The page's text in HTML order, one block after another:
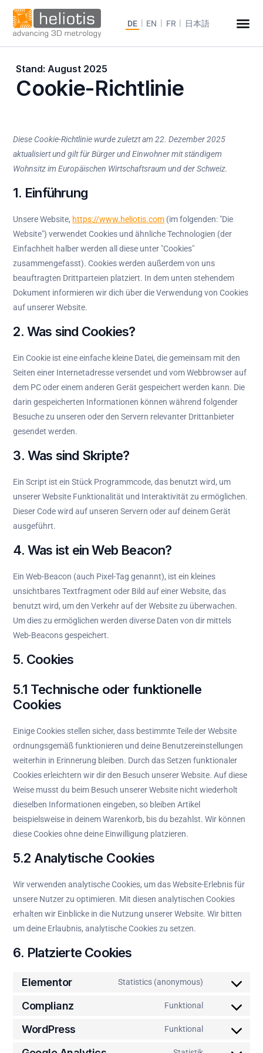
DE EN FR 日本語
Stand: August 2025
Cookie-Richtlinie
Diese Cookie-Richtlinie wurde zuletzt am 22. Dezember 2025
aktualisiert und gilt für Bürger und Einwohner mit ständigem
Wohnsitz im Europäischen Wirtschaftsraum und der Schweiz.
1. Einführung
Unsere Website, https://www.heliotis.com (im folgenden: "Die
Website") verwendet Cookies und ähnliche Technologien (der
Einfachheit halber werden all diese unter "Cookies"
zusammengefasst). Cookies werden außerdem von uns
beauftragten Drittparteien platziert. In dem unten stehendem
Dokument informieren wir dich über die Verwendung von Cookies
auf unserer Website.
2. Was sind Cookies?
Ein Cookie ist eine einfache kleine Datei, die gemeinsam mit den
Seiten einer Internetadresse versendet und vom Webbrowser auf
dem PC oder einem anderen Gerät gespeichert werden kann. Die
darin gespeicherten Informationen können während folgender
Besuche zu unseren oder den Servern relevanter Drittanbieter
gesendet werden.
3. Was sind Skripte?
Ein Script ist ein Stück Programmcode, das benutzt wird, um
unserer Website Funktionalität und Interaktivität zu ermöglichen.
Dieser Code wird auf unseren Servern oder auf deinem Gerät
ausgeführt.
4. Was ist ein Web Beacon?
Ein Web-Beacon (auch Pixel-Tag genannt), ist ein kleines
unsichtbares Textfragment oder Bild auf einer Website, das
benutzt wird, um den Verkehr auf der Website zu überwachen.
Um dies zu ermöglichen werden diverse Daten von dir mittels
Web-Beacons gespeichert.
5. Cookies
5.1 Technische oder funktionelle
Cookies
Einige Cookies stellen sicher, dass bestimmte Teile der Website
ordnungsgemäß funktionieren und deine Benutzereinstellungen
weiterhin in Erinnerung bleiben. Durch das Setzen funktionaler
Cookies erleichtern wir dir den Besuch unserer Website. Auf diese
Weise musst du beim Besuch unserer Website nicht wiederholt
dieselben Informationen eingeben, so bleiben Artikel
beispielsweise in deinem Warenkorb, bis du bezahlst. Wir können
diese Cookies ohne deine Einwilligung platzieren.
5.2 Analytische Cookies
Wir verwenden analytische Cookies, um das Website-Erlebnis für
unsere Nutzer zu optimieren. Mit diesen analytischen Cookies
erhalten wir Einblicke in die Nutzung unserer Website. Wir bitten
um deine Erlaubnis, analytische Cookies zu setzen.
6. Platzierte Cookies
Elementor Statistics (anonymous)
Complianz Funktional
WordPress Funktional